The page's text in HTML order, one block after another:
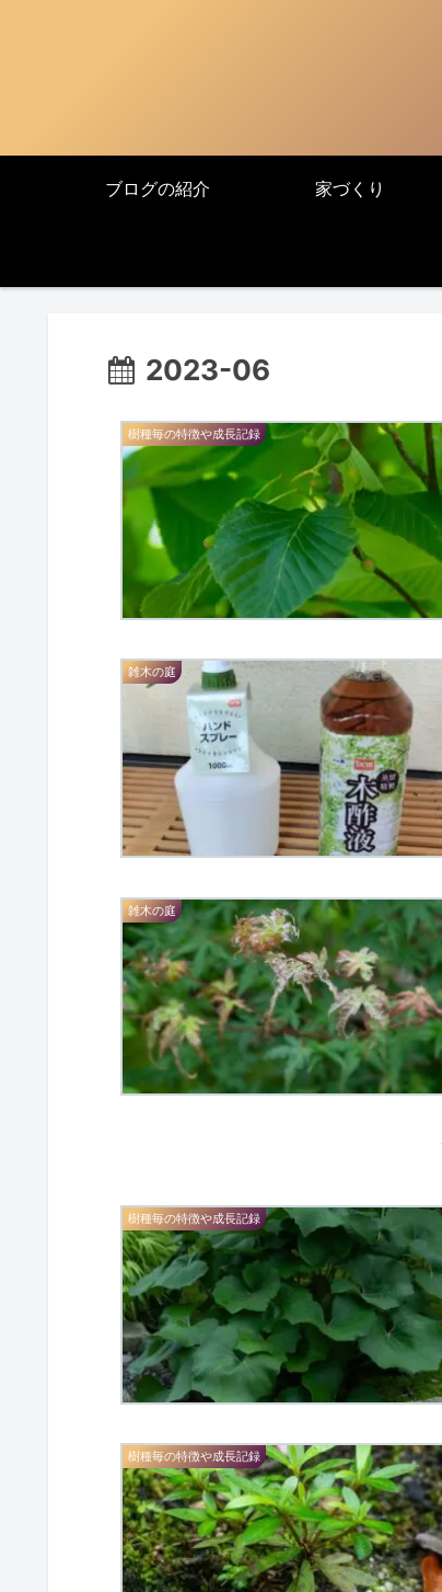
ブログの紹介 家づくり
2023-06
樹種毎の特徴や成長記録
雑木の庭
雑木の庭
樹種毎の特徴や成長記録
樹種毎の特徴や成長記録